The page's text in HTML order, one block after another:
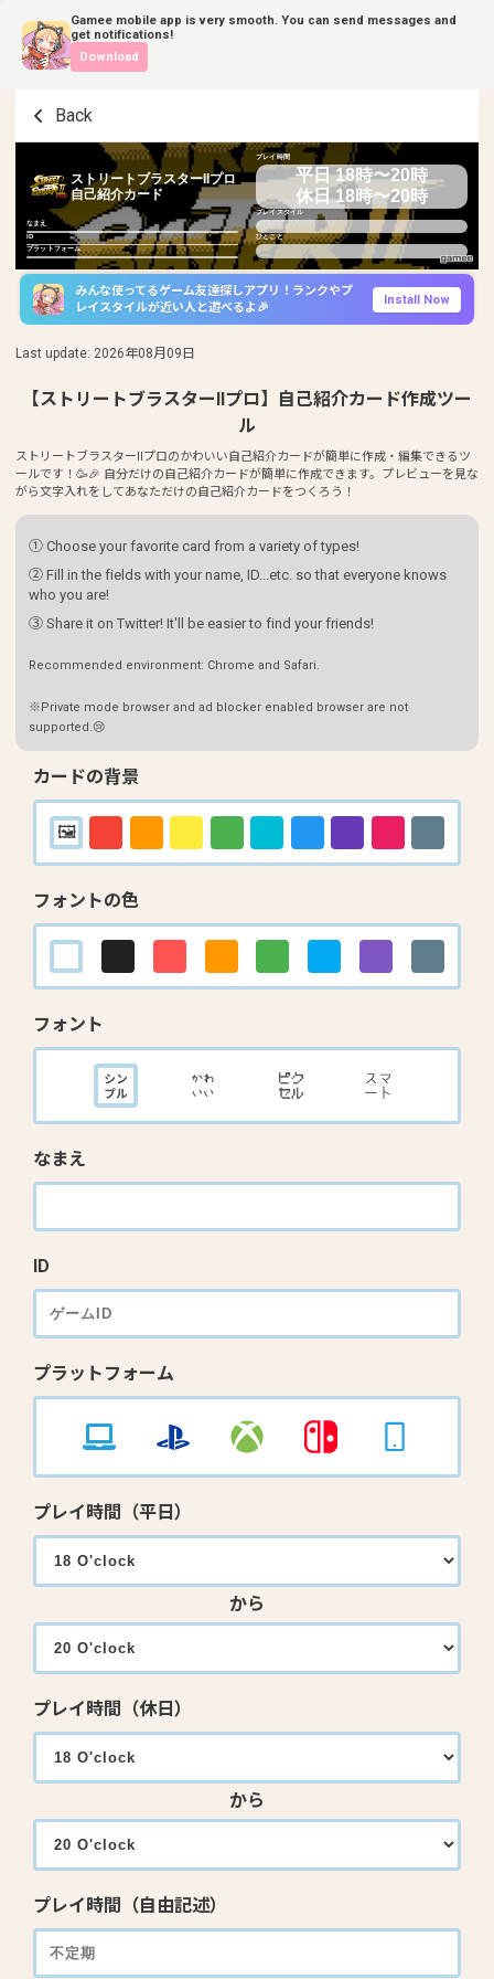
Gamee mobile app is very smooth. You can send messages and
get notifications!
Download
Back
ストリートブラスターIIプロ
自己紹介カード
なまえ
ID
プラットフォーム
プレイ時間
平日 18時〜20時
休日 18時〜20時
プレイスタイル
ひとこと
みんな使ってるゲーム友達探しアプリ！ランクやプ
レイスタイルが近い人と遊べるよ🎉
Install Now
Last update: 2026年08月09日
【ストリートブラスターIIプロ】自己紹介カード作成ツー
ル
ストリートブラスターIIプロのかわいい自己紹介カードが簡単に作成・編集できるツ
ールです！🥳🎉 自分だけの自己紹介カードが簡単に作成できます。プレビューを見な
がら文字入れをしてあなただけの自己紹介カードをつくろう！
① Choose your favorite card from a variety of types!
② Fill in the fields with your name, ID...etc. so that everyone knows
who you are!
③ Share it on Twitter! It'll be easier to find your friends!
Recommended environment: Chrome and Safari.
※Private mode browser and ad blocker enabled browser are not
supported.😢
カードの背景
フォントの色
フォント
なまえ
ID
プラットフォーム
プレイ時間（平日）
から
プレイ時間（休日）
から
プレイ時間（自由記述）